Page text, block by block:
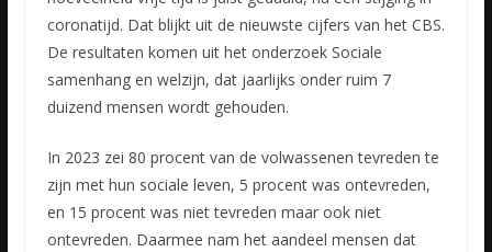
coronatijd. Dat blijkt uit de nieuwste cijfers van het CBS.
De resultaten komen uit het onderzoek Sociale
samenhang en welzijn, dat jaarlijks onder ruim 7
duizend mensen wordt gehouden.
In 2023 zei 80 procent van de volwassenen tevreden te
zijn met hun sociale leven, 5 procent was ontevreden,
en 15 procent was niet tevreden maar ook niet
ontevreden. Daarmee nam het aandeel mensen dat